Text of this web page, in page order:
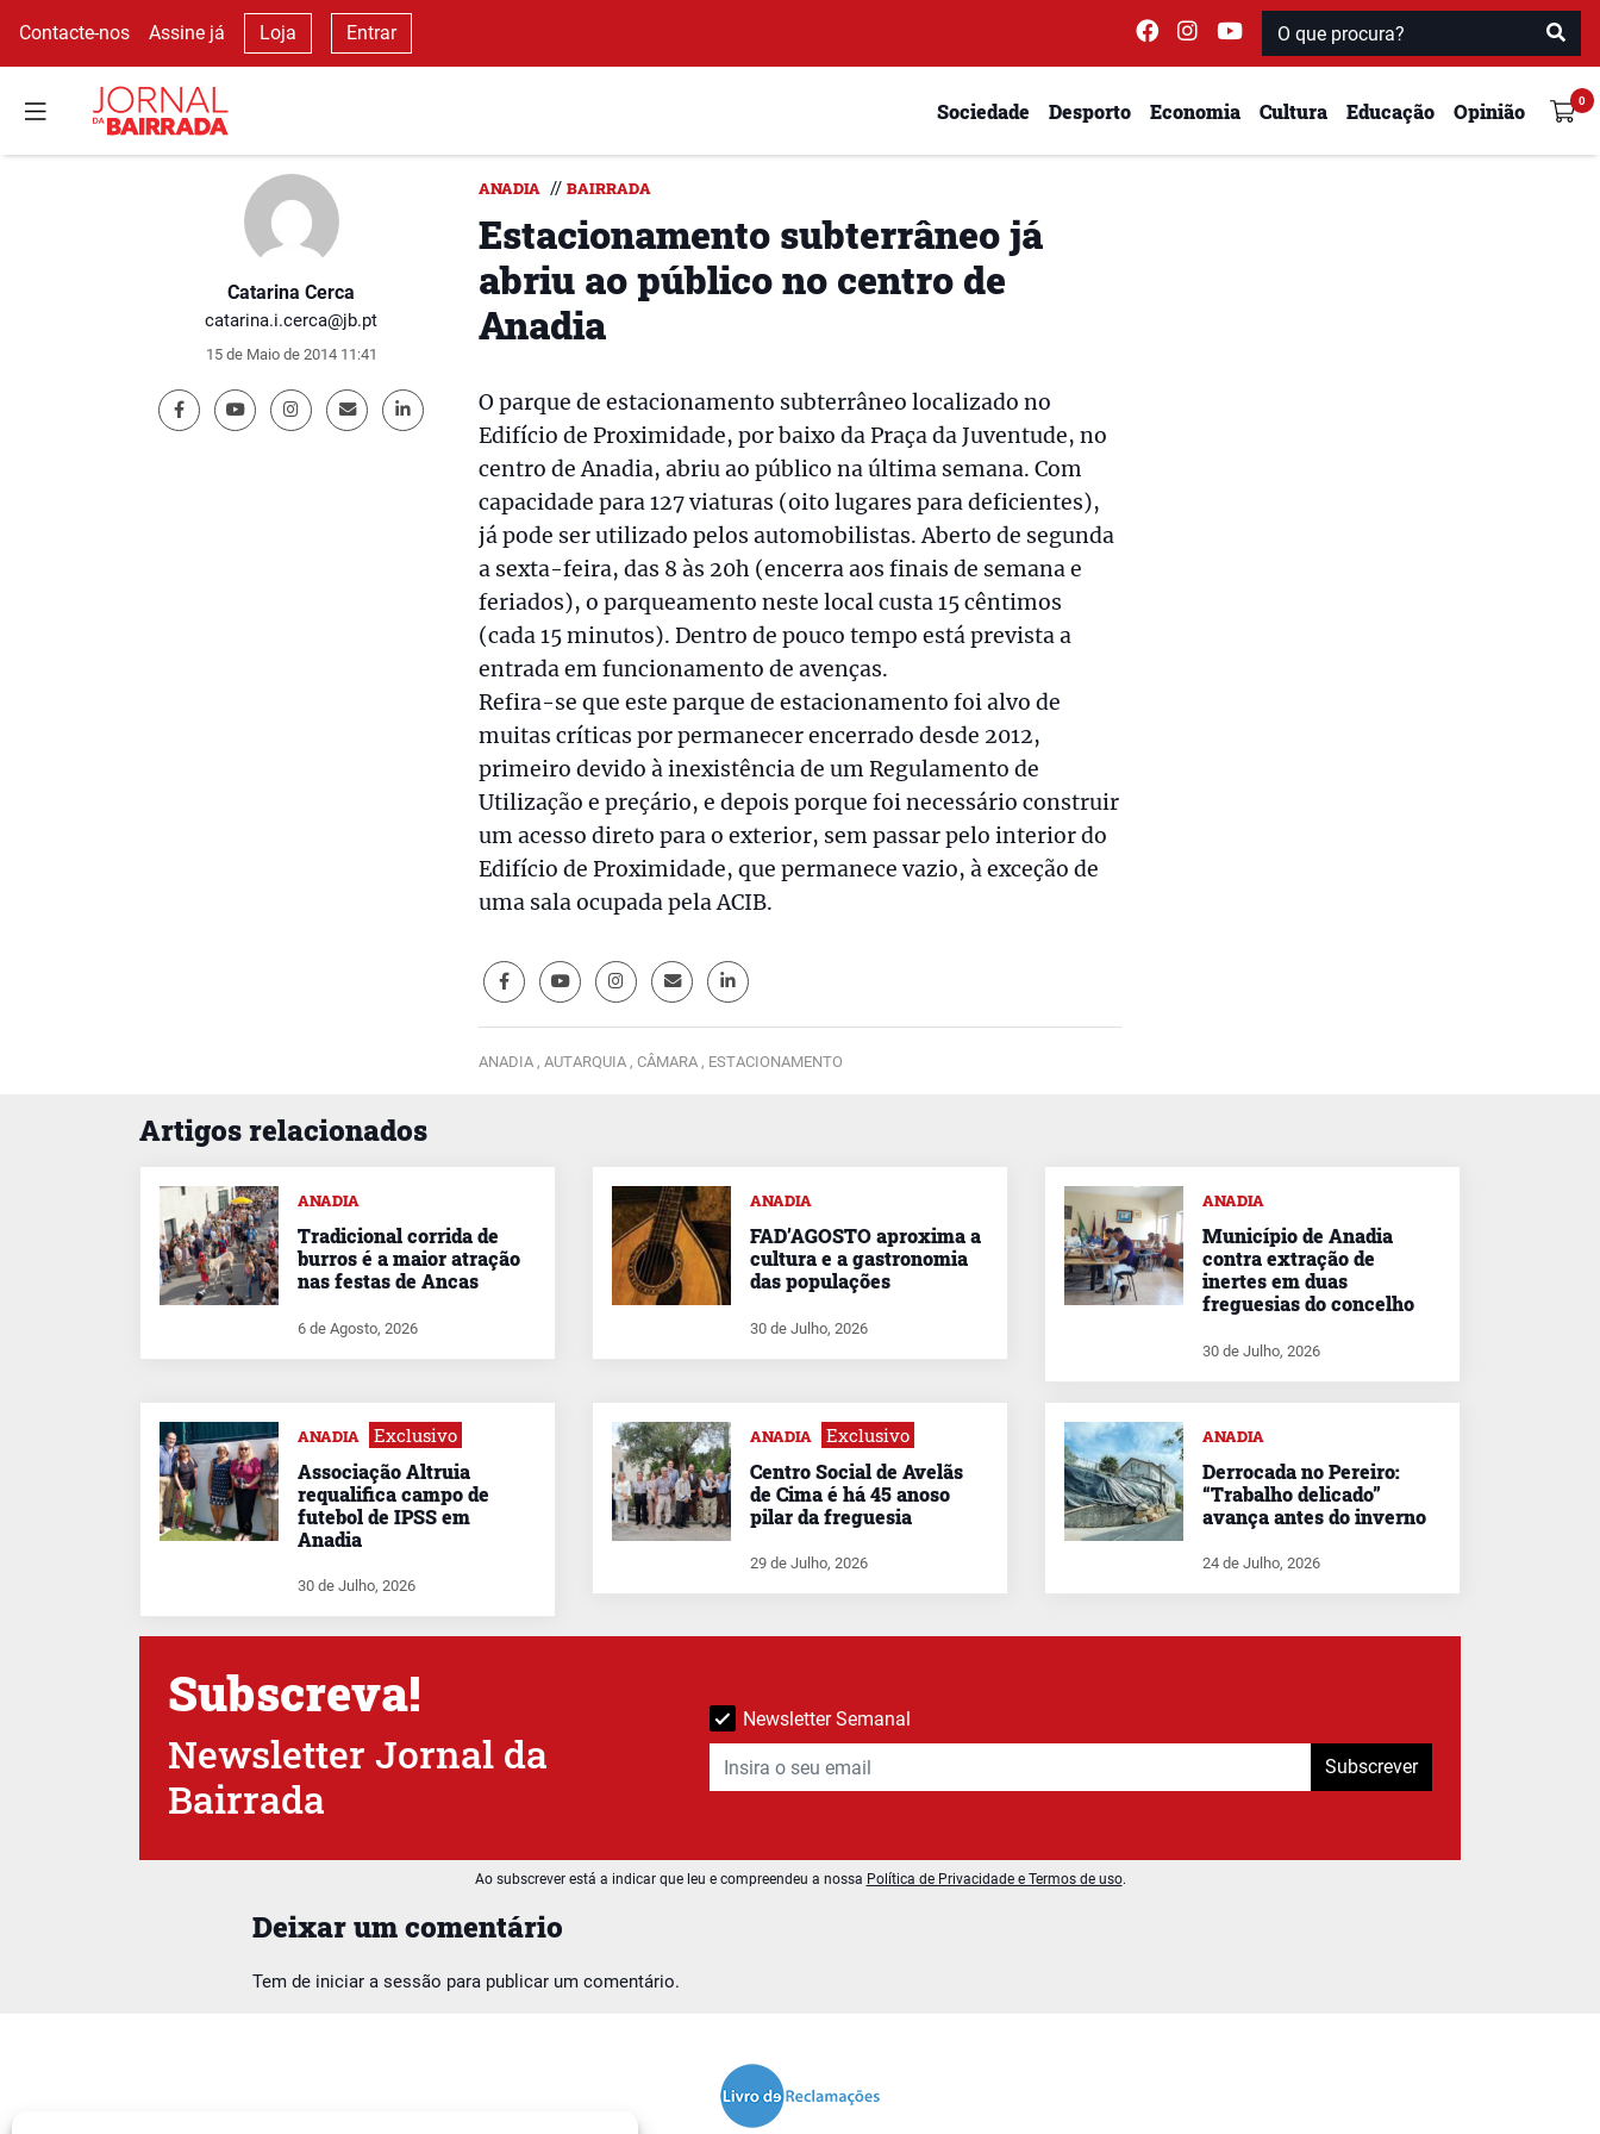
Contacte-nos Assine já Loja Entrar
Sociedade Desporto Economia Cultura Educação Opinião
Catarina Cerca
catarina.i.cerca@jb.pt
15 de Maio de 2014 11:41
ANADIA // BAIRRADA
Estacionamento subterrâneo já
abriu ao público no centro de
Anadia
O parque de estacionamento subterrâneo localizado no
Edifício de Proximidade, por baixo da Praça da Juventude, no
centro de Anadia, abriu ao público na última semana. Com
capacidade para 127 viaturas (oito lugares para deficientes),
já pode ser utilizado pelos automobilistas. Aberto de segunda
a sexta-feira, das 8 às 20h (encerra aos finais de semana e
feriados), o parqueamento neste local custa 15 cêntimos
(cada 15 minutos). Dentro de pouco tempo está prevista a
entrada em funcionamento de avenças.
Refira-se que este parque de estacionamento foi alvo de
muitas críticas por permanecer encerrado desde 2012,
primeiro devido à inexistência de um Regulamento de
Utilização e preçário, e depois porque foi necessário construir
um acesso direto para o exterior, sem passar pelo interior do
Edifício de Proximidade, que permanece vazio, à exceção de
uma sala ocupada pela ACIB.
ANADIA , AUTARQUIA , CÂMARA , ESTACIONAMENTO
Artigos relacionados
Deixar um comentário
Tem de iniciar a sessão para publicar um comentário.
ANADIA
Tradicional corrida de
burros é a maior atração
nas festas de Ancas
6 de Agosto, 2026
ANADIA
FAD’AGOSTO aproxima a
cultura e a gastronomia
das populações
30 de Julho, 2026
ANADIA
Município de Anadia
contra extração de
inertes em duas
freguesias do concelho
30 de Julho, 2026
ANADIA Exclusivo
Associação Altruia
requalifica campo de
futebol de IPSS em
Anadia
30 de Julho, 2026
ANADIA Exclusivo
Centro Social de Avelãs
de Cima é há 45 anoso
pilar da freguesia
29 de Julho, 2026
ANADIA
Derrocada no Pereiro:
“Trabalho delicado”
avança antes do inverno
24 de Julho, 2026
Subscreva!
Newsletter Jornal da
Bairrada
Newsletter Semanal
Subscrever
Ao subscrever está a indicar que leu e compreendeu a nossa Política de Privacidade e Termos de uso.